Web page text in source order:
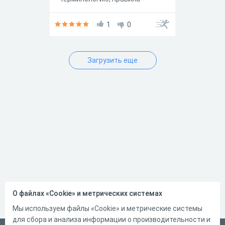
методику выбора инвентаря.
1 0
Загрузить еще
О файлах «Cookie» и метрических системах
Мы используем файлы «Cookie» и метрические системы
для сбора и анализа информации о производительности и